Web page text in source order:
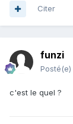
Citer
funzi
Posté(e)
c'est le quel ?